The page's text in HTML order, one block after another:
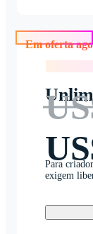
Para
exigem